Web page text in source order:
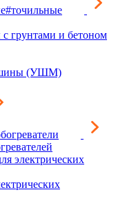
грунтами и бетоном
(УШМ)
электрических